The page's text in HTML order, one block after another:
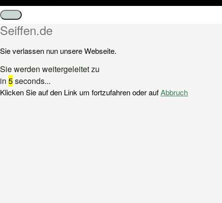
Schließen
Seiffen.de
Sie verlassen nun unsere Webseite.
Sie werden weitergeleitet zu
in 5seconds...
Klicken Sie auf den Link um fortzufahren oder aufAbbruch